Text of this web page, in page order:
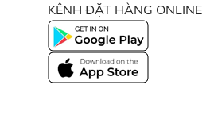
KÊNH ĐẶT HÀNG ONLINE